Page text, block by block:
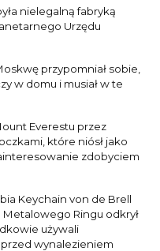
nielegalną fabryką
Urzędu
przypomniał sobie,
w domu i musiał w te
Everestu przez
które niósł jako
zdobyciem
Keychain von de Brell
Ringu odkrył
używali
wynalezieniem